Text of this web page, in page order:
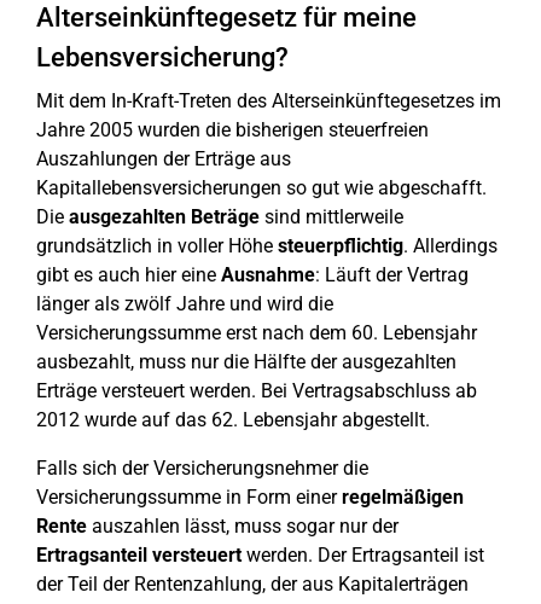
Alterseinkünftegesetz für meine
Lebensversicherung?
Mit dem In-Kraft-Treten des Alterseinkünftegesetzes im
Jahre 2005 wurden die bisherigen steuerfreien
Auszahlungen der Erträge aus
Kapitallebensversicherungen so gut wie abgeschafft.
Die ausgezahlten Beträge sind mittlerweile
grundsätzlich in voller Höhe steuerpflichtig. Allerdings
gibt es auch hier eine Ausnahme: Läuft der Vertrag
länger als zwölf Jahre und wird die
Versicherungssumme erst nach dem 60. Lebensjahr
ausbezahlt, muss nur die Hälfte der ausgezahlten
Erträge versteuert werden. Bei Vertragsabschluss ab
2012 wurde auf das 62. Lebensjahr abgestellt.
Falls sich der Versicherungsnehmer die
Versicherungssumme in Form einerregelmäßigen
Rente auszahlen lässt, muss sogar nur der
Ertragsanteil versteuertwerden. Der Ertragsanteil ist
der Teil der Rentenzahlung, der aus Kapitalerträgen